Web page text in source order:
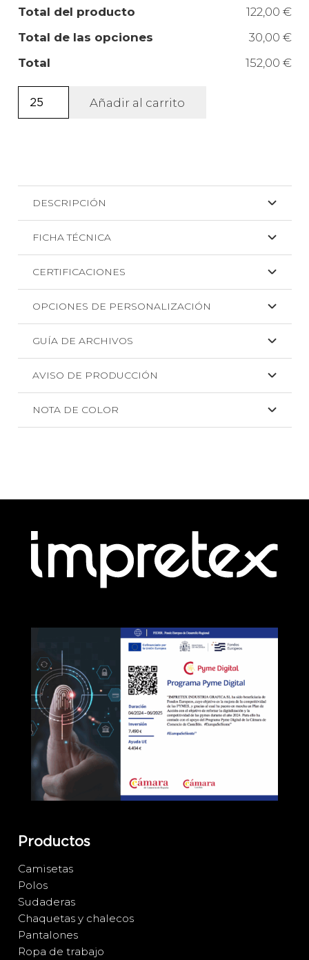
Total del producto
122,00 €
Total de las opciones
30,00 €
Total
152,00 €
Braga
Ponkar
SERIGRAFIA
cantidad
Añadir al carrito
DESCRIPCIÓN
FICHA TÉCNICA
CERTIFICACIONES
OPCIONES DE PERSONALIZACIÓN
GUÍA DE ARCHIVOS
AVISO DE PRODUCCIÓN
NOTA DE COLOR
Productos
Camisetas
Polos
Sudaderas
Chaquetas y chalecos
Pantalones
Ropa de trabajo